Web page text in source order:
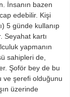
İnsanın bazen
edebilir. Kişi
5 günde kullanıp
Seyahat kartı
yapmanın
sahipleri de,
Şoför bey de bu
ve şerefi olduğunu
üzerinde